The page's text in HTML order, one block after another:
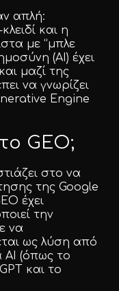
απλή:
και η
με “μπλε
(AI) έχει
μαζί της
να γνωρίζει
Engine
GEO;
στο να
της Google
έχει
την
να
ως λύση από
AI (όπως το
και το